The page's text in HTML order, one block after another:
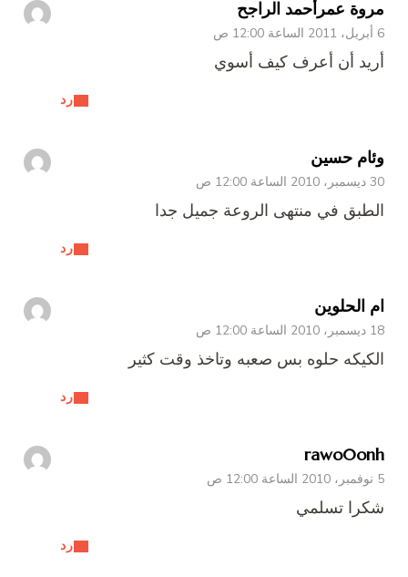
مروة عمرأحمد الراجح
6 أبريل، 2011 الساعة 12:00 ص
رد
أريد أن أعرف كيف أسوي
وئام حسين
30 ديسمبر، 2010 الساعة 12:00 ص
رد
الطبق في منتهى الروعة جميل جدا
ام الحلوين
18 ديسمبر، 2010 الساعة 12:00 ص
رد
الكيكه حلوه بس صعبه وتاخذ وقت كثير
rawo0onh
5 نوفمبر، 2010 الساعة 12:00 ص
رد
شكرا تسلمي